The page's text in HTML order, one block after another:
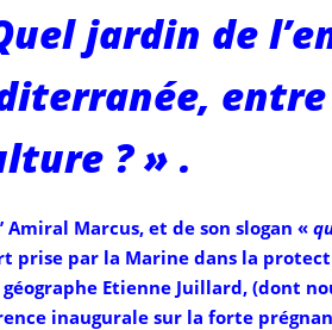
jardin de
? » .
Marcus, et de son slogan «
prise par la Marine dans la
Etienne Juillard, (dont
inaugurale sur la forte